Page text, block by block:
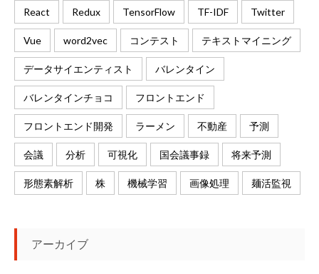
React Redux TensorFlow TF-IDF Twitter
Vue word2vec コンテスト テキストマイニング
データサイエンティスト バレンタイン
バレンタインチョコ フロントエンド
フロントエンド開発 ラーメン 不動産 予測
会議 分析 可視化 国会議事録 将来予測
形態素解析 株 機械学習 画像処理 麺活監視
アーカイブ